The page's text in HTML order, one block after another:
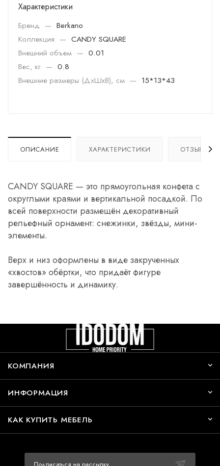
Характеристики
Бренд — Berkano
Коллекция — CANDY SQUARE
Внешний объем — 0.01
Вес, кг — 0.8
Внешние размеры (ДхШхВ), см — 15*13*43
ОПИСАНИЕ ХАРАКТЕРИСТИКИ ОТЗЫВЫ
CANDY SQUARE — это прямоугольная конфета с
округлыми краями и вертикальной посадкой. По
всей поверхности размещён декоративный
рельефный орнамент: снежинки, звёзды, мини-
элементы.
Верх и низ оформлены в виде закрученных
«хвостов» обёртки, что придаёт фигуре
завершённость и динамику.
КОМПАНИЯ
ИНФОРМАЦИЯ
КАК КУПИТЬ МЕБЕЛЬ